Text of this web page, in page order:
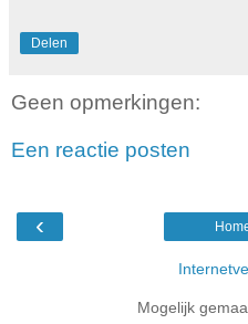
Delen
Geen opmerkingen:
Een reactie posten
‹
Mogelijk